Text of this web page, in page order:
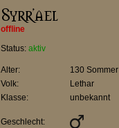
offline
Status: aktiv
Alter:
130 Sommer
Volk:
Lethar
Klasse:
unbekannt
Geschlecht: